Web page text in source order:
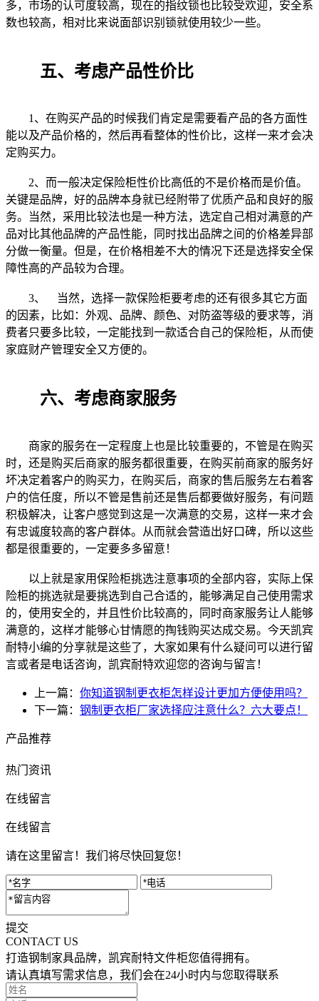
多，市场的认可度较高，现在的指纹锁也比较受欢迎，安全系
数也较高，相对比来说面部识别锁就使用较少一些。
五、考虑产品性价比
1、在购买产品的时候我们肯定是需要看产品的各方面性
能以及产品价格的，然后再看整体的性价比，这样一来才会决
定购买力。
2、而一般决定保险柜性价比高低的不是价格而是价值。
关键是品牌，好的品牌本身就已经附带了优质产品和良好的服
务。当然，采用比较法也是一种方法，选定自己相对满意的产
品对比其他品牌的产品性能，同时找出品牌之间的价格差异部
分做一衡量。但是，在价格相差不大的情况下还是选择安全保
障性高的产品较为合理。
3、 当然，选择一款保险柜要考虑的还有很多其它方面
的因素，比如：外观、品牌、颜色、对防盗等级的要求等，消
费者只要多比较，一定能找到一款适合自己的保险柜，从而使
家庭财产管理安全又方便的。
六、考虑商家服务
商家的服务在一定程度上也是比较重要的，不管是在购买
时，还是购买后商家的服务都很重要，在购买前商家的服务好
坏决定着客户的购买力，在购买后，商家的售后服务左右着客
户的信任度，所以不管是售前还是售后都要做好服务，有问题
积极解决，让客户感觉到这是一次满意的交易，这样一来才会
有忠诚度较高的客户群体。从而就会营造出好口碑，所以这些
都是很重要的，一定要多多留意！
以上就是家用保险柜挑选注意事项的全部内容，实际上保
险柜的挑选就是要挑选到自己合适的，能够满足自己使用需求
的，使用安全的，并且性价比较高的，同时商家服务让人能够
满意的，这样才能够心甘情愿的掏钱购买达成交易。今天凯宾
耐特小编的分享就是这些了，大家如果有什么疑问可以进行留
言或者是电话咨询，凯宾耐特欢迎您的咨询与留言！
上一篇： 你知道钢制更衣柜怎样设计更加方便使用吗？
下一篇： 钢制更衣柜厂家选择应注意什么？六大要点！
产品推荐
热门资讯
在线留言
在线留言
请在这里留言！我们将尽快回复您！
提交
CONTACT US
打造钢制家具品牌，凯宾耐特文件柜您值得拥有。
请认真填写需求信息，我们会在24小时内与您取得联系